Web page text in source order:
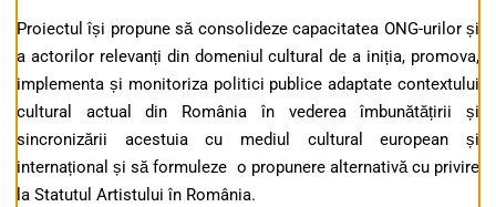
Proiectul își propune să consolideze capacitatea ONG-urilor și
a actorilor relevanți din domeniul cultural de a iniția, promova,
implementa și monitoriza politici publice adaptate contextului
cultural actual din România în vederea îmbunătățirii și
sincronizării acestuia cu mediul cultural european și
internațional și să formuleze o propunere alternativă cu privire
la Statutul Artistului în România.